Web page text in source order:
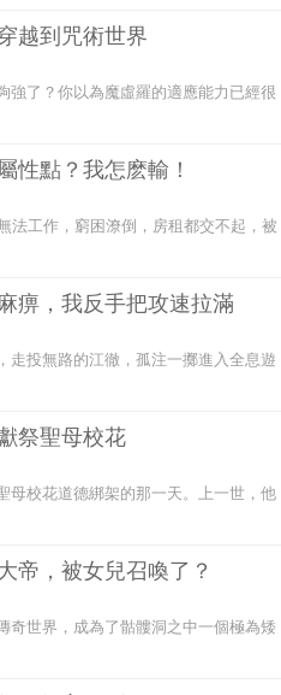
越到咒術世界
強了？你以為魔虛羅的適應能力已經很
性點？我怎麽輸！
法工作，窮困潦倒，房租都交不起，被
痹，我反手把攻速拉滿
走投無路的江徹，孤注一擲進入全息遊
祭聖母校花
母校花道德綁架的那一天。上一世，他
帝，被女兒召喚了？
奇世界，成為了骷髏洞之中一個極為矮